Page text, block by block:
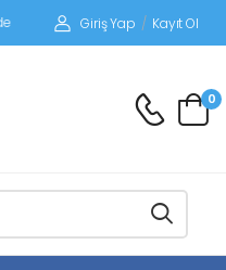
alıcı ödemeli gönderilir.
Giriş Yap / Kayıt Ol
0